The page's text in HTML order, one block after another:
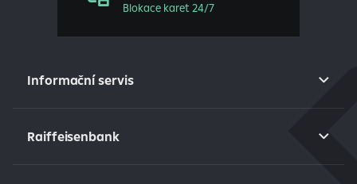
Blokace karet 24/7
Informační servis
Raiffeisenbank